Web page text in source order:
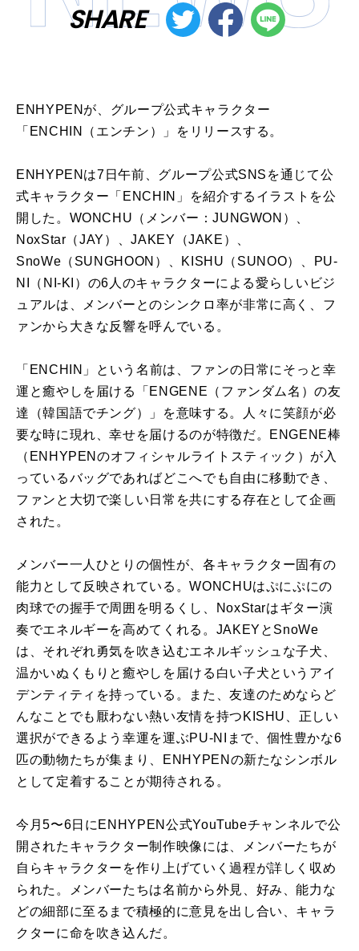
SHARE
ENHYPENが、グループ公式キャラクター
「ENCHIN（エンチン）」をリリースする。
ENHYPENは7日午前、グループ公式SNSを通じて公
式キャラクター「ENCHIN」を紹介するイラストを公
開した。WONCHU（メンバー：JUNGWON）、
NoxStar（JAY）、JAKEY（JAKE）、
SnoWe（SUNGHOON）、KISHU（SUNOO）、PU-
NI（NI-KI）の6人のキャラクターによる愛らしいビジ
ュアルは、メンバーとのシンクロ率が非常に高く、フ
ァンから大きな反響を呼んでいる。
「ENCHIN」という名前は、ファンの日常にそっと幸
運と癒やしを届ける「ENGENE（ファンダム名）の友
達（韓国語でチング）」を意味する。人々に笑顔が必
要な時に現れ、幸せを届けるのが特徴だ。ENGENE棒
（ENHYPENのオフィシャルライトスティック）が入
っているバッグであればどこへでも自由に移動でき、
ファンと大切で楽しい日常を共にする存在として企画
された。
メンバー一人ひとりの個性が、各キャラクター固有の
能力として反映されている。WONCHUはぷにぷにの
肉球での握手で周囲を明るくし、NoxStarはギター演
奏でエネルギーを高めてくれる。JAKEYとSnoWe
は、それぞれ勇気を吹き込むエネルギッシュな子犬、
温かいぬくもりと癒やしを届ける白い子犬というアイ
デンティティを持っている。また、友達のためならど
んなことでも厭わない熱い友情を持つKISHU、正しい
選択ができるよう幸運を運ぶPU-NIまで、個性豊かな6
匹の動物たちが集まり、ENHYPENの新たなシンボル
として定着することが期待される。
今月5〜6日にENHYPEN公式YouTubeチャンネルで公
開されたキャラクター制作映像には、メンバーたちが
自らキャラクターを作り上げていく過程が詳しく収め
られた。メンバーたちは名前から外見、好み、能力な
どの細部に至るまで積極的に意見を出し合い、キャラ
クターに命を吹き込んだ。